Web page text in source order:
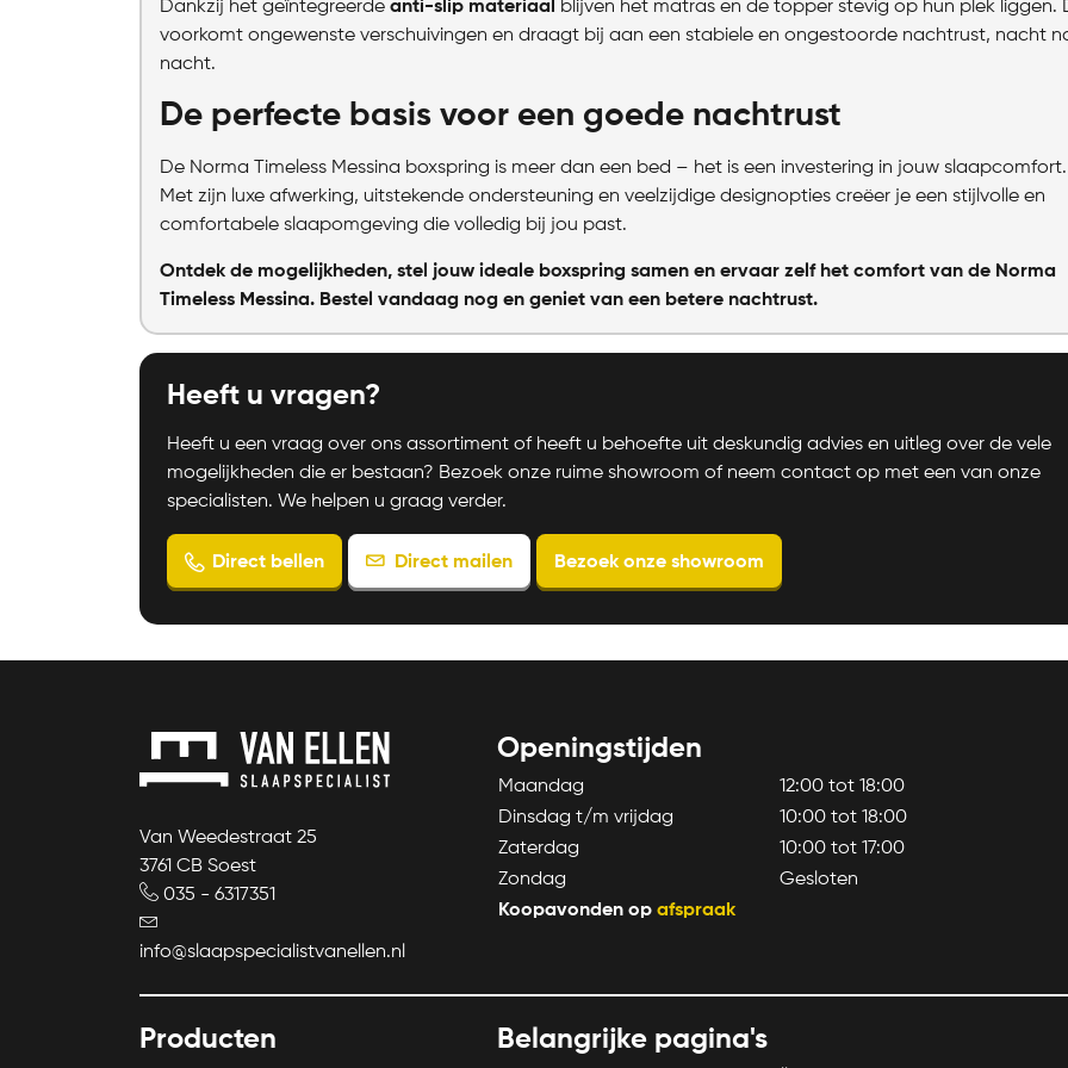
Dankzij het geïntegreerde anti-slip materiaal
blijven het matras en de topper stevig op hun plek liggen.
voorkomt ongewenste verschuivingen en draagt bij aan een stabiele en ongestoorde nachtrust, nacht
nacht.
De perfecte basis voor een goede nachtrust
De Norma Timeless Messina boxspring is meer dan een bed – het is een investering in jouw slaapcomfort.
Met zijn luxe afwerking, uitstekende ondersteuning en veelzijdige designopties creëer je een stijlvolle en
comfortabele slaapomgeving die volledig bij jou past.
Ontdek de mogelijkheden, stel jouw ideale boxspring samen en ervaar zelf het comfort van de Norma
Timeless Messina. Bestel vandaag nog en geniet van een betere nachtrust.
Heeft u vragen?
Heeft u een vraag over ons assortiment of heeft u behoefte uit deskundig advies en uitleg over de vele
mogelijkheden die er bestaan? Bezoek onze ruime showroom of neem contact op met een van onze
specialisten. We helpen u graag verder.
Direct bellen Direct mailen Bezoek onze showroom
Van Weedestraat 25
3761 CB Soest
035 - 6317351
info@slaapspecialistvanellen.nl
Openingstijden
Maandag
12:00 tot 18:00
Dinsdag t/m vrijdag
10:00 tot 18:00
Zaterdag
10:00 tot 17:00
Zondag
Gesloten
Koopavonden op afspraak
Producten Belangrijke pagina's